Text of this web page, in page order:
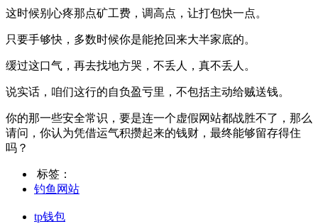
这时候别心疼那点矿工费，调高点，让打包快一点。
只要手够快，多数时候你是能抢回来大半家底的。
缓过这口气，再去找地方哭，不丢人，真不丢人。
说实话，咱们这行的自负盈亏里，不包括主动给贼送钱。
你的那一些安全常识，要是连一个虚假网站都战胜不了，那么
请问，你认为凭借运气积攒起来的钱财，最终能够留存得住
吗？
标签：
钓鱼网站
tp钱包